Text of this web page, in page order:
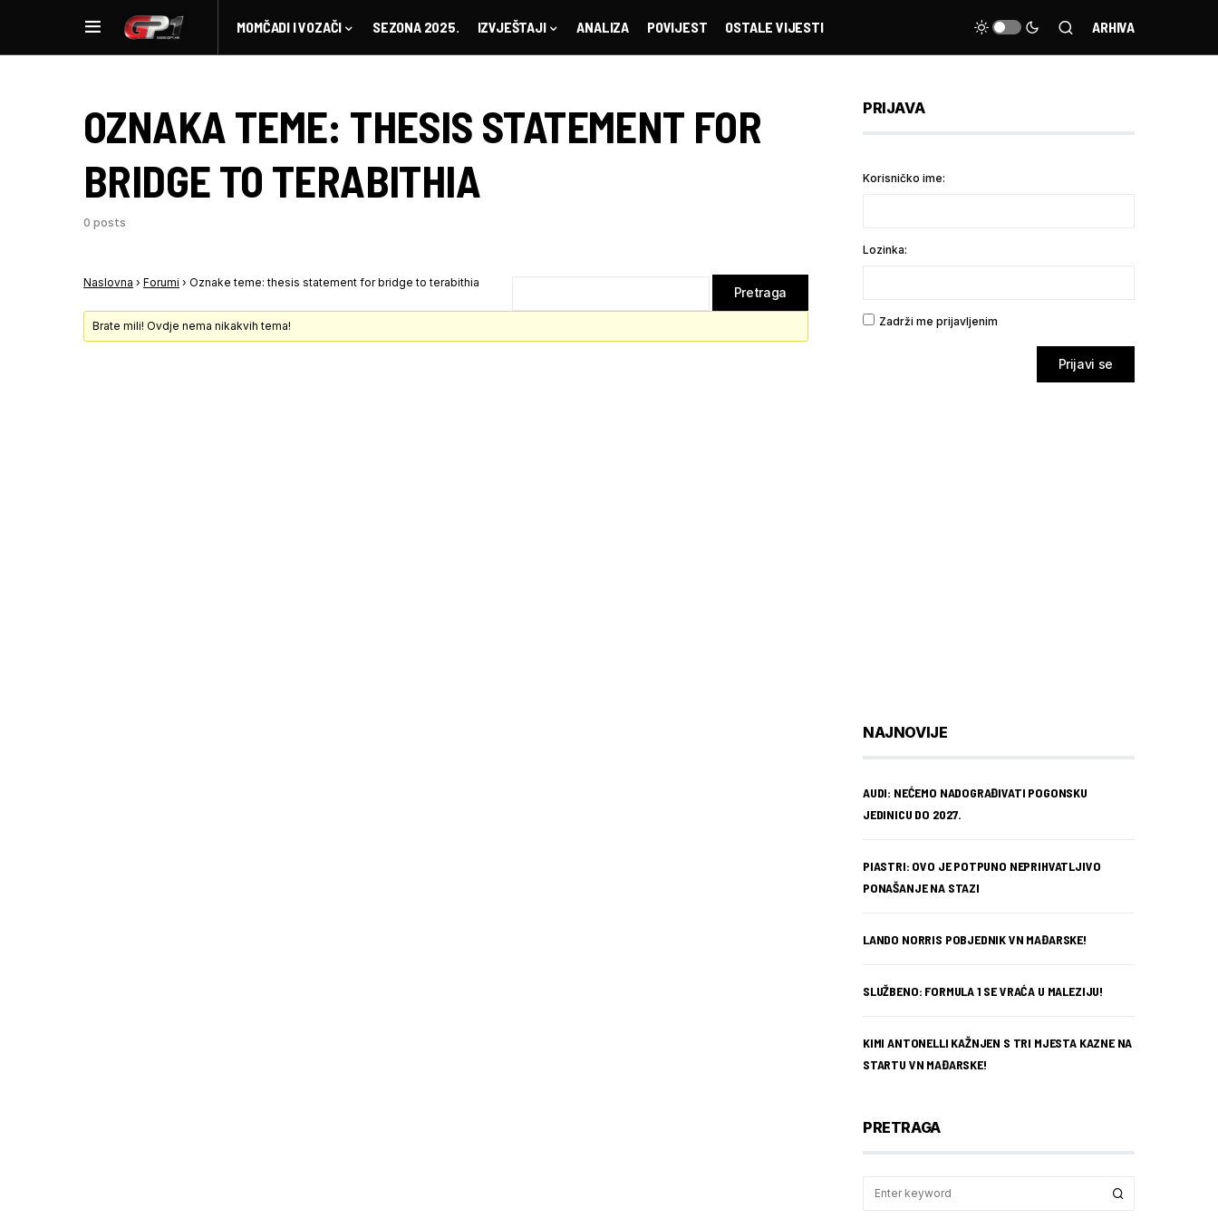
MOMČADI I VOZAČI SEZONA 2025. IZVJEŠTAJI ANALIZA POVIJEST OSTALE VIJESTI ARHIVA
OZNAKA TEME: THESIS STATEMENT FOR
BRIDGE TO TERABITHIA
0 posts
Naslovna › Forumi › Oznake teme: thesis statement for bridge to terabithia
Brate mili! Ovdje nema nikakvih tema!
PRIJAVA
Korisničko ime:
Lozinka:
Zadrži me prijavljenim
Prijavi se
NAJNOVIJE
AUDI: NEĆEMO NADOGRAĐIVATI POGONSKU
JEDINICU DO 2027.
PIASTRI: OVO JE POTPUNO NEPRIHVATLJIVO
PONAŠANJE NA STAZI
LANDO NORRIS POBJEDNIK VN MAĐARSKE!
SLUŽBENO: FORMULA 1 SE VRAĆA U MALEZIJU!
KIMI ANTONELLI KAŽNJEN S TRI MJESTA KAZNE NA
STARTU VN MAĐARSKE!
PRETRAGA